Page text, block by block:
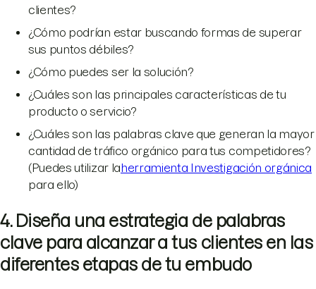
clientes?
¿Cómo podrían estar buscando formas de superar
sus puntos débiles?
¿Cómo puedes ser la solución?
¿Cuáles son las principales características de tu
producto o servicio?
¿Cuáles son las palabras clave que generan la mayor
cantidad de tráfico orgánico para tus competidores?
(Puedes utilizar laherramienta Investigación orgánica
para ello)
4. Diseña una estrategia de palabras
clave para alcanzar a tus clientes en las
diferentes etapas de tu embudo